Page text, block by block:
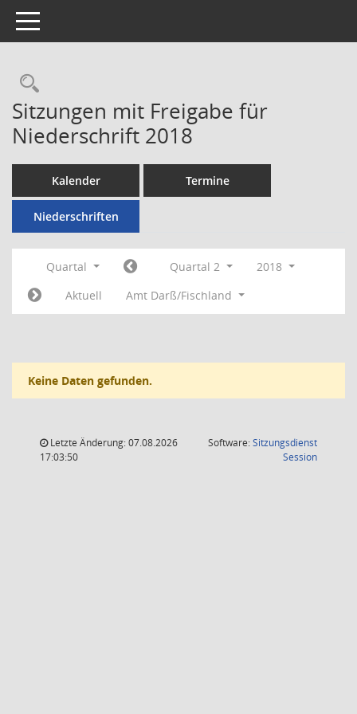
Toggle navigation
Rechercheauswahl
Sitzungen mit Freigabe für
Niederschrift 2018
Kalender Termine
Niederschriften
Quartal Quartal 2
2018
Aktuell
Amt Darß/Fischland
Keine Daten gefunden.
Letzte Änderung: 07.08.2026
17:03:50
Software:Sitzungsdienst
Session(Wird in